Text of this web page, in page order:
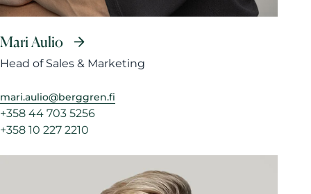
Mari Aulio
Head of Sales & Marketing
mari.aulio@berggren.fi
+358 44 703 5256
+358 10 227 2210